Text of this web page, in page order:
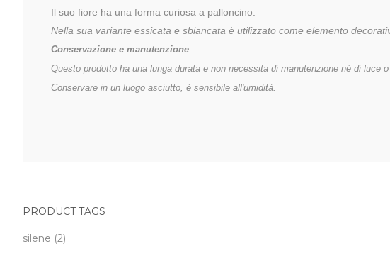
Il suo fiore ha una forma curiosa a palloncino.
Nella sua variante essicata e sbiancata è utilizzato come elemento
Conservazione e manutenzione
Questo prodotto ha una lunga durata e non necessita di manutenzione né di luce o
Conservare in un luogo asciutto, è sensibile all'umidità.
PRODUCT TAGS
silene (2)